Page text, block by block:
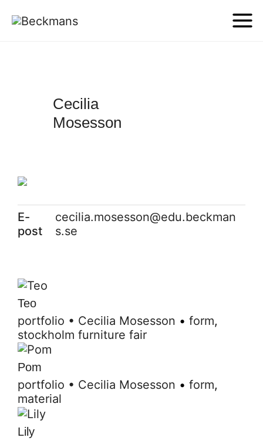
Cecilia
Mosesson
E-
post
cecilia.mosesson@edu.beckman
s.se
Teo
portfolio • Cecilia Mosesson • form,
stockholm furniture fair
Pom
portfolio • Cecilia Mosesson • form,
material
Lily